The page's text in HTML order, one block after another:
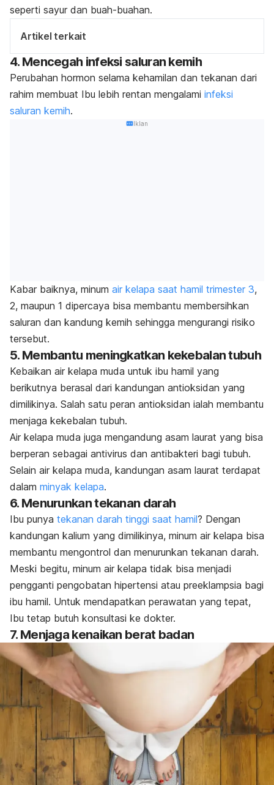
seperti sayur dan buah-buahan.
Artikel terkait
4. Mencegah infeksi saluran kemih
Perubahan hormon selama kehamilan dan tekanan dari
rahim membuat Ibu lebih rentan mengalami infeksi
saluran kemih.
Iklan
Kabar baiknya, minum air kelapa saat hamil trimester 3,
2, maupun 1 dipercaya bisa membantu membersihkan
saluran dan kandung kemih sehingga mengurangi risiko
tersebut.
5. Membantu meningkatkan kekebalan tubuh
Kebaikan air kelapa muda untuk ibu hamil yang
berikutnya berasal dari kandungan antioksidan yang
dimilikinya. Salah satu peran antioksidan ialah membantu
menjaga kekebalan tubuh.
Air kelapa muda juga mengandung asam laurat yang bisa
berperan sebagai antivirus dan antibakteri bagi tubuh.
Selain air kelapa muda, kandungan asam laurat terdapat
dalam minyak kelapa.
6. Menurunkan tekanan darah
Ibu punya tekanan darah tinggi saat hamil? Dengan
kandungan kalium yang dimilikinya, minum air kelapa bisa
membantu mengontrol dan menurunkan tekanan darah.
Meski begitu, minum air kelapa tidak bisa menjadi
pengganti pengobatan hipertensi atau preeklampsia bagi
ibu hamil. Untuk mendapatkan perawatan yang tepat,
Ibu tetap butuh konsultasi ke dokter.
7. Menjaga kenaikan berat badan